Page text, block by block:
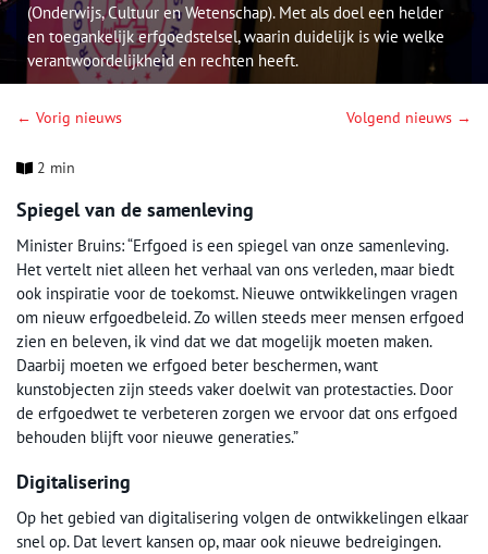
(Onderwijs, Cultuur en Wetenschap). Met als doel een helder
en toegankelijk erfgoedstelsel, waarin duidelijk is wie welke
verantwoordelijkheid en rechten heeft.
← Vorig nieuws Volgend nieuws →
2 min
Spiegel van de samenleving
Minister Bruins: “Erfgoed is een spiegel van onze samenleving.
Het vertelt niet alleen het verhaal van ons verleden, maar biedt
ook inspiratie voor de toekomst. Nieuwe ontwikkelingen vragen
om nieuw erfgoedbeleid. Zo willen steeds meer mensen erfgoed
zien en beleven, ik vind dat we dat mogelijk moeten maken.
Daarbij moeten we erfgoed beter beschermen, want
kunstobjecten zijn steeds vaker doelwit van protestacties. Door
de erfgoedwet te verbeteren zorgen we ervoor dat ons erfgoed
behouden blijft voor nieuwe generaties.”
Digitalisering
Op het gebied van digitalisering volgen de ontwikkelingen elkaar
snel op. Dat levert kansen op, maar ook nieuwe bedreigingen.